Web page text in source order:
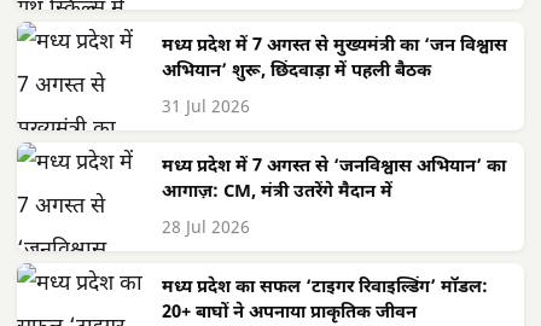
मध्य प्रदेश में 7 अगस्त से मुख्यमंत्री का ‘जन विश्वास
अभियान’ शुरू, छिंदवाड़ा में पहली बैठक
31 Jul 2026
मध्य प्रदेश में 7 अगस्त से ‘जनविश्वास अभियान’ का
आगाज़: CM, मंत्री उतरेंगे मैदान में
28 Jul 2026
मध्य प्रदेश का सफल ‘टाइगर रिवाइल्डिंग’ मॉडल:
20+ बाघों ने अपनाया प्राकृतिक जीवन